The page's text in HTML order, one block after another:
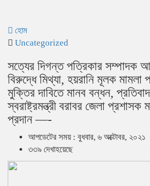
হোম
Uncategorized
সত্যের দিগন্ত পত্রিকার
বিরুদ্ধে মিথ্যা, হয়রানি মূলক মামলা
মুক্তির দাবিতে মানব বন্ধন,
স্বরাষ্ট্রমন্ত্রী বরাবর জেলা প্রশাসক
প্রদান —-
আপডেটের সময় : বুধবার, ৬ অক্টোবর, ২০২১
৩৩৯ দেখাহয়েছে